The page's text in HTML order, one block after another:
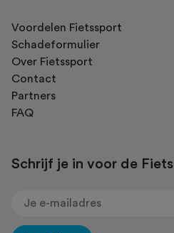
Voordelen Fietssport
Schadeformulier
Over Fietssport
Contact
Partners
FAQ
Schrijf je in voor de